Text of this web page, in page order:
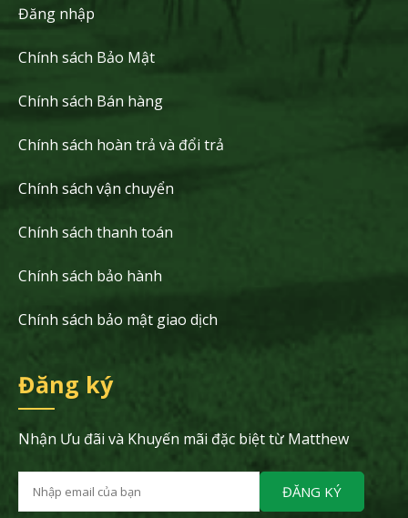
Đăng nhập
Chính sách Bảo Mật
Chính sách Bán hàng
Chính sách hoàn trả và đổi trả
Chính sách vận chuyển
Chính sách thanh toán
Chính sách bảo hành
Chính sách bảo mật giao dịch
Đăng ký
Nhận Ưu đãi và Khuyến mãi đặc biệt từ Matthew
ĐĂNG KÝ